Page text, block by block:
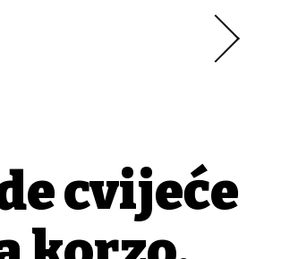
cvijeće